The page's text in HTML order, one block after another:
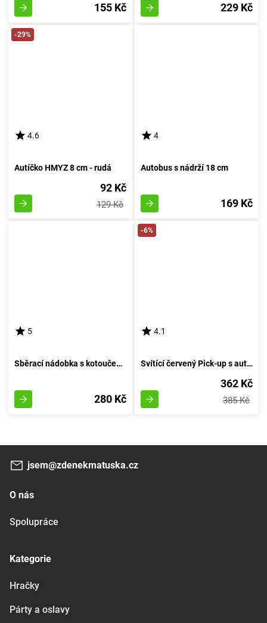
155 Kč 229 Kč
-29%
4.6
Autíčko HMYZ 8 cm - rudá
92 Kč
129 Kč
4
Autobus s nádrží 18 cm
169 Kč
5
Sběrací nádobka s kotoučem 27 cm - barva písku
280 Kč
-6%
4.1
Svítící červený Pick-up s automatickým ovládáním
362 Kč
385 Kč
jsem@zdenekmatuska.cz
O nás
Spolupráce
Kategorie
Hračky
Párty a oslavy